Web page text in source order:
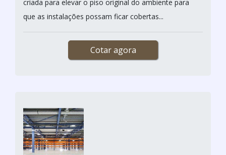
criada para elevar o piso original do ambiente para
que as instalações possam ficar cobertas...
Cotar agora